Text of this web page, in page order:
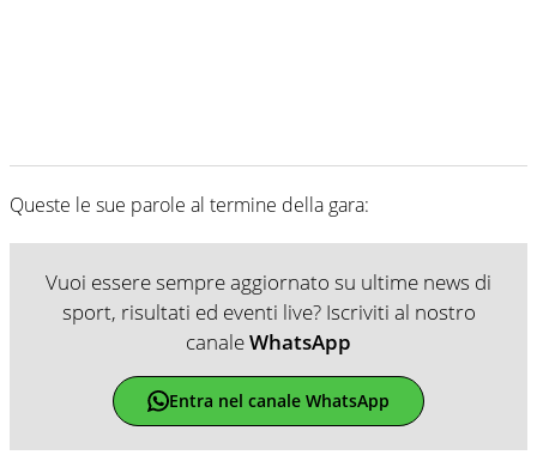
Queste le sue parole al termine della gara:
Vuoi essere sempre aggiornato su ultime news di
sport, risultati ed eventi live? Iscriviti al nostro
canaleWhatsApp
Entra nel canale WhatsApp